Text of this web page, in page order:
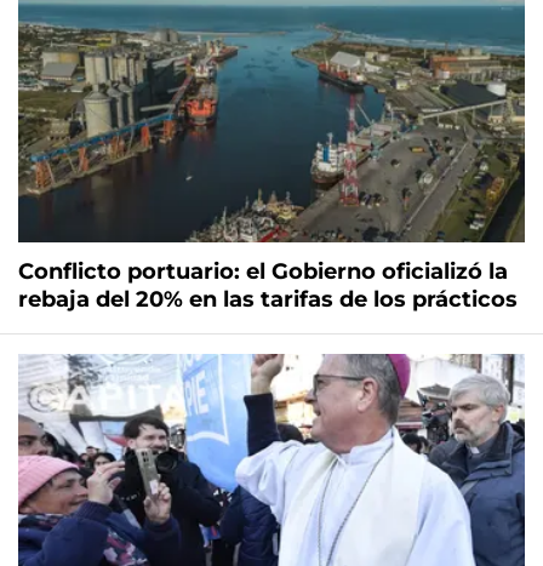
Conflicto portuario: el Gobierno oficializó la
rebaja del 20% en las tarifas de los prácticos